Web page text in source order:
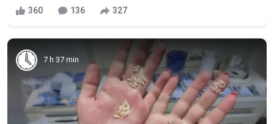
360 136 327
7 h 37 min